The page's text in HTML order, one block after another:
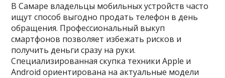
В Самаре владельцы мобильных устройств часто
ищут способ выгодно продать телефон в день
обращения. Профессиональный выкуп
смартфонов позволяет избежать рисков и
получить деньги сразу на руки.
Специализированная скупка техники Apple и
Android ориентирована на актуальные модели